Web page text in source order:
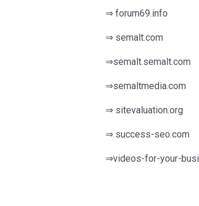
⇒ forum69.info
⇒ semalt.com
⇒semalt.semalt.com
⇒semaltmedia.com
⇒ sitevaluation.org
⇒ success-seo.com
⇒videos-for-your-